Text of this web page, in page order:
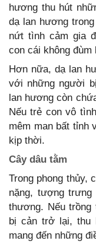
hương thu hút
dạ lan hương
nứt tình cảm gia
con cái không đùm
Hơn nữa, dạ lan
với những người
lan hương còn
Nếu trẻ con vô
mêm man bất tỉnh
kịp thời.
Cây dâu tằm
Trong phong thủy,
nặng, tượng
thương. Nếu trồng
bị cản trở lại, thu
mang đến những